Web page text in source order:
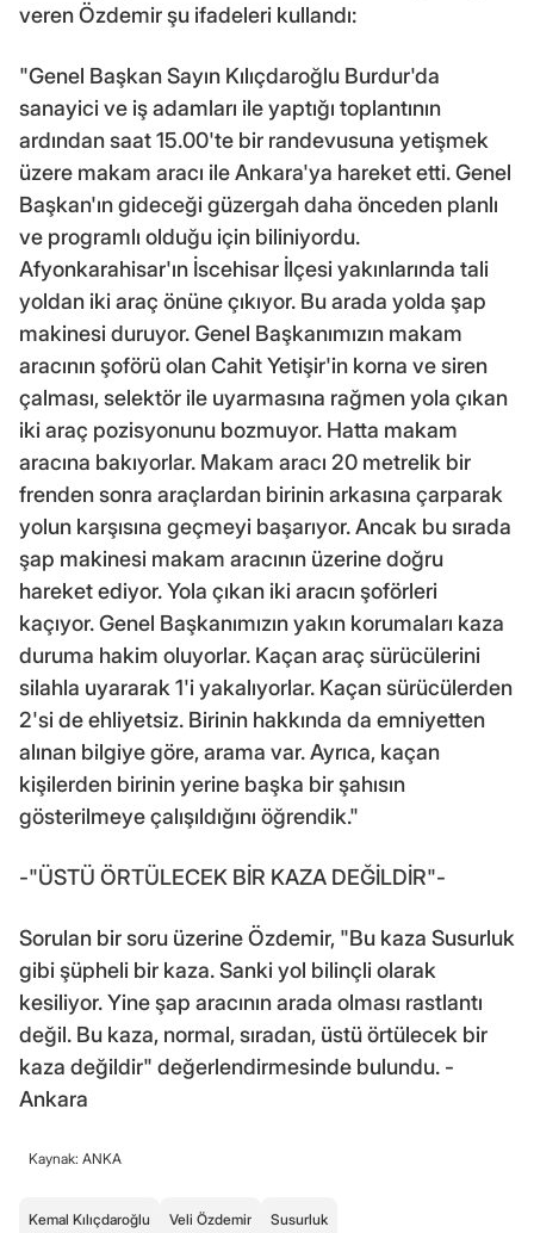
veren Özdemir şu ifadeleri kullandı:
"Genel Başkan Sayın Kılıçdaroğlu Burdur'da
sanayici ve iş adamları ile yaptığı toplantının
ardından saat 15.00'te bir randevusuna yetişmek
üzere makam aracı ile Ankara'ya hareket etti. Genel
Başkan'ın gideceği güzergah daha önceden planlı
ve programlı olduğu için biliniyordu.
Afyonkarahisar'ın İscehisar İlçesi yakınlarında tali
yoldan iki araç önüne çıkıyor. Bu arada yolda şap
makinesi duruyor. Genel Başkanımızın makam
aracının şoförü olan Cahit Yetişir'in korna ve siren
çalması, selektör ile uyarmasına rağmen yola çıkan
iki araç pozisyonunu bozmuyor. Hatta makam
aracına bakıyorlar. Makam aracı 20 metrelik bir
frenden sonra araçlardan birinin arkasına çarparak
yolun karşısına geçmeyi başarıyor. Ancak bu sırada
şap makinesi makam aracının üzerine doğru
hareket ediyor. Yola çıkan iki aracın şoförleri
kaçıyor. Genel Başkanımızın yakın korumaları kaza
duruma hakim oluyorlar. Kaçan araç sürücülerini
silahla uyararak 1'i yakalıyorlar. Kaçan sürücülerden
2'si de ehliyetsiz. Birinin hakkında da emniyetten
alınan bilgiye göre, arama var. Ayrıca, kaçan
kişilerden birinin yerine başka bir şahısın
gösterilmeye çalışıldığını öğrendik."
-"ÜSTÜ ÖRTÜLECEK BİR KAZA DEĞİLDİR"-
Sorulan bir soru üzerine Özdemir, "Bu kaza Susurluk
gibi şüpheli bir kaza. Sanki yol bilinçli olarak
kesiliyor. Yine şap aracının arada olması rastlantı
değil. Bu kaza, normal, sıradan, üstü örtülecek bir
kaza değildir" değerlendirmesinde bulundu. -
Ankara
Kaynak: ANKA
Kemal Kılıçdaroğlu Veli Özdemir Susurluk